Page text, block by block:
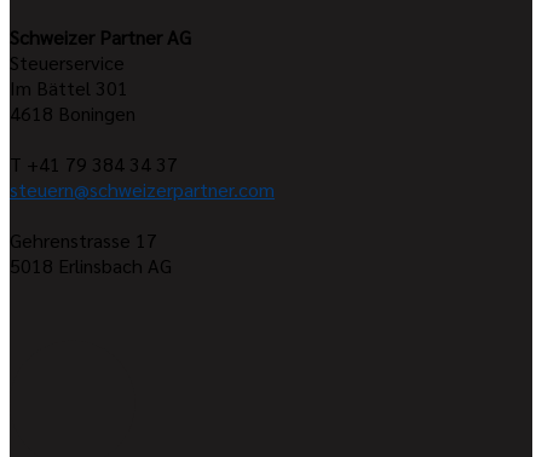
Schweizer Partner AG
Steuerservice
Im Bättel 301
4618 Boningen
T +41 79 384 34 37
steuern@schweizerpartner.com
Gehrenstrasse 17
5018 Erlinsbach AG